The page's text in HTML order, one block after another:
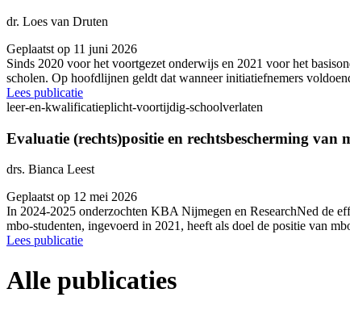
dr. Loes van Druten
Geplaatst op 11 juni 2026
Sinds 2020 voor het voortgezet onderwijs en 2021 voor het
scholen. Op hoofdlijnen geldt dat wanneer initiatiefnemers
Lees publicatie
leer-en-kwalificatieplicht-voortijdig-schoolverlaten
Evaluatie (rechts)positie en rechtsbescherming van
drs. Bianca Leest
Geplaatst op 12 mei 2026
In 2024-2025 onderzochten KBA Nijmegen en ResearchNed de
mbo-studenten, ingevoerd in 2021, heeft als doel de positie van
Lees publicatie
Alle publicaties